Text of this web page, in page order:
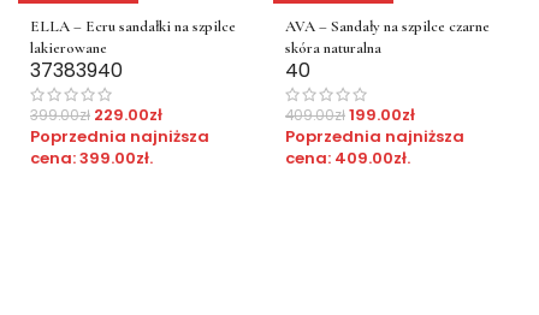
ELLA – Ecru sandałki na szpilce
lakierowane
37383940
399.00zł 229.00zł
Poprzednia najniższa
cena:399.00zł.
AVA – Sandały na szpilce czarne
skóra naturalna
40
409.00zł199.00zł
Poprzednia najniższa
cena: 409.00zł.